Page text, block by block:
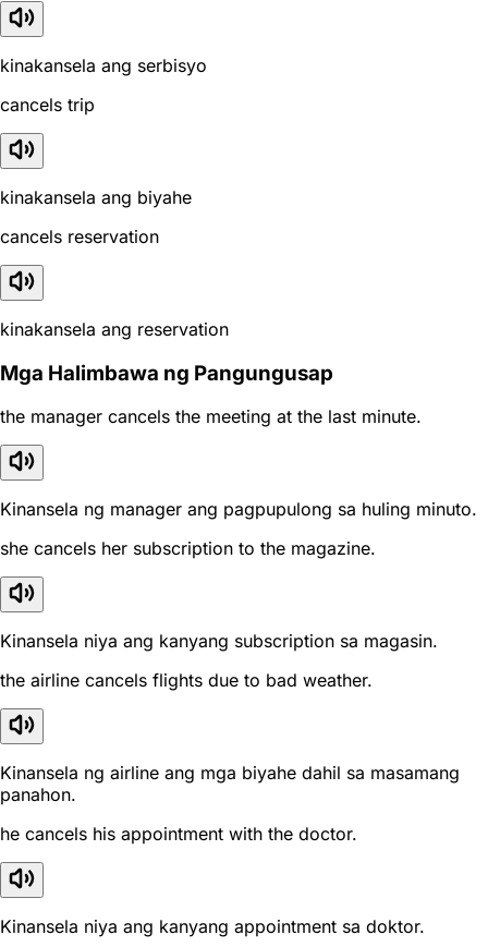
kinakansela ang serbisyo
cancels trip
kinakansela ang biyahe
cancels reservation
kinakansela ang reservation
Mga Halimbawa ng Pangungusap
the manager cancels the meeting at the last minute.
Kinansela ng manager ang pagpupulong sa huling minuto.
she cancels her subscription to the magazine.
Kinansela niya ang kanyang subscription sa magasin.
the airline cancels flights due to bad weather.
Kinansela ng airline ang mga biyahe dahil sa masamang
panahon.
he cancels his appointment with the doctor.
Kinansela niya ang kanyang appointment sa doktor.